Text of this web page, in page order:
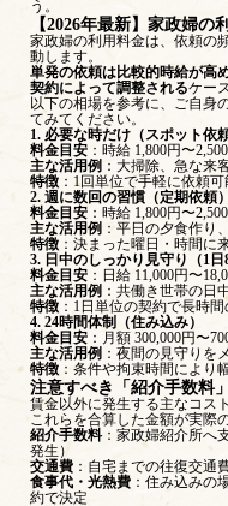
う。
【2026年最新】家政婦の
家政婦の利用料金は、依頼の
動します。
単発の依頼は比較的時給が高
契約によって調整されるケー
以下の相場を参考に、ご自身
てみてください。
1. 必要な時だけ（スポット依頼
料金目安 ：時給 1,800円〜
主な活用例 ：大掃除、急な来
特徴 ：1回単位で手軽に依頼
2. 週に数回の習慣（定期依頼）
料金目安 ：時給 1,800円〜
主な活用例 ：平日の夕食作り
特徴 ：決まった曜日・時間に
3. 日中のしっかり見守り（1日
料金目安 ：日給 11,000円〜
主な活用例 ：共働き世帯の日
特徴 ：1日単位の契約で長時
4. 24時間体制（住み込み）
料金目安 ：月額 300,000円〜
主な活用例 ：夜間の見守りを
特徴 ：条件や拘束時間により
注意すべき「紹介手数料
賃金以外に発生する主なコス
これらを合算した金額が実際
紹介手数料：家政婦紹介所へ
発生）
交通費 ：自宅までの往復交通
食事代・光熱費 ：住み込みの
約で決定